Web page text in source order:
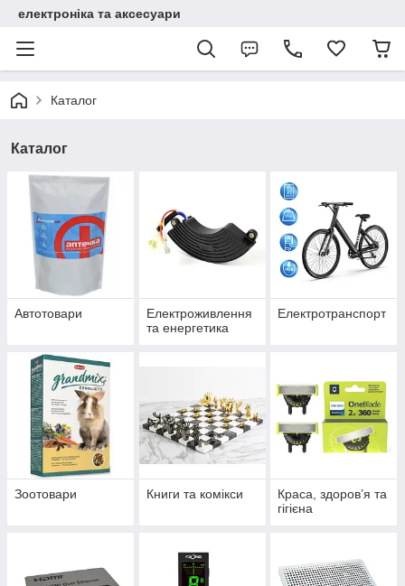
електроніка та аксесуари
Каталог
Каталог
Автотовари
Електроживлення
та енергетика
Електротранспорт
Зоотовари Книги та комікси
Краса, здоров’я та
гігієна